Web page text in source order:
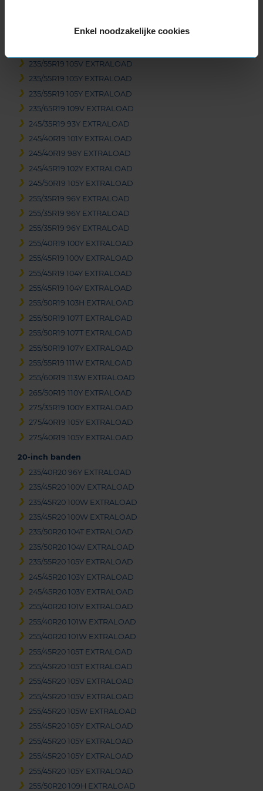
Enkel noodzakelijke cookies
235/55R19 105T EXTRALOAD
235/55R19 105V EXTRALOAD
235/55R19 105Y EXTRALOAD
235/55R19 105Y EXTRALOAD
235/65R19 109V EXTRALOAD
245/35R19 93Y EXTRALOAD
245/40R19 101Y EXTRALOAD
245/40R19 98Y EXTRALOAD
245/45R19 102Y EXTRALOAD
245/50R19 105Y EXTRALOAD
255/35R19 96Y EXTRALOAD
255/35R19 96Y EXTRALOAD
255/35R19 96Y EXTRALOAD
255/40R19 100Y EXTRALOAD
255/45R19 100V EXTRALOAD
255/45R19 104Y EXTRALOAD
255/45R19 104Y EXTRALOAD
255/50R19 103H EXTRALOAD
255/50R19 107T EXTRALOAD
255/50R19 107T EXTRALOAD
255/50R19 107Y EXTRALOAD
255/55R19 111W EXTRALOAD
255/60R19 113W EXTRALOAD
265/50R19 110Y EXTRALOAD
275/35R19 100Y EXTRALOAD
275/40R19 105Y EXTRALOAD
275/40R19 105Y EXTRALOAD
20-inch banden
235/40R20 96Y EXTRALOAD
235/45R20 100V EXTRALOAD
235/45R20 100W EXTRALOAD
235/45R20 100W EXTRALOAD
235/50R20 104T EXTRALOAD
235/50R20 104V EXTRALOAD
235/55R20 105Y EXTRALOAD
245/45R20 103Y EXTRALOAD
245/45R20 103Y EXTRALOAD
255/40R20 101V EXTRALOAD
255/40R20 101W EXTRALOAD
255/40R20 101W EXTRALOAD
255/45R20 105T EXTRALOAD
255/45R20 105T EXTRALOAD
255/45R20 105V EXTRALOAD
255/45R20 105V EXTRALOAD
255/45R20 105W EXTRALOAD
255/45R20 105Y EXTRALOAD
255/45R20 105Y EXTRALOAD
255/45R20 105Y EXTRALOAD
255/45R20 105Y EXTRALOAD
255/50R20 109H EXTRALOAD